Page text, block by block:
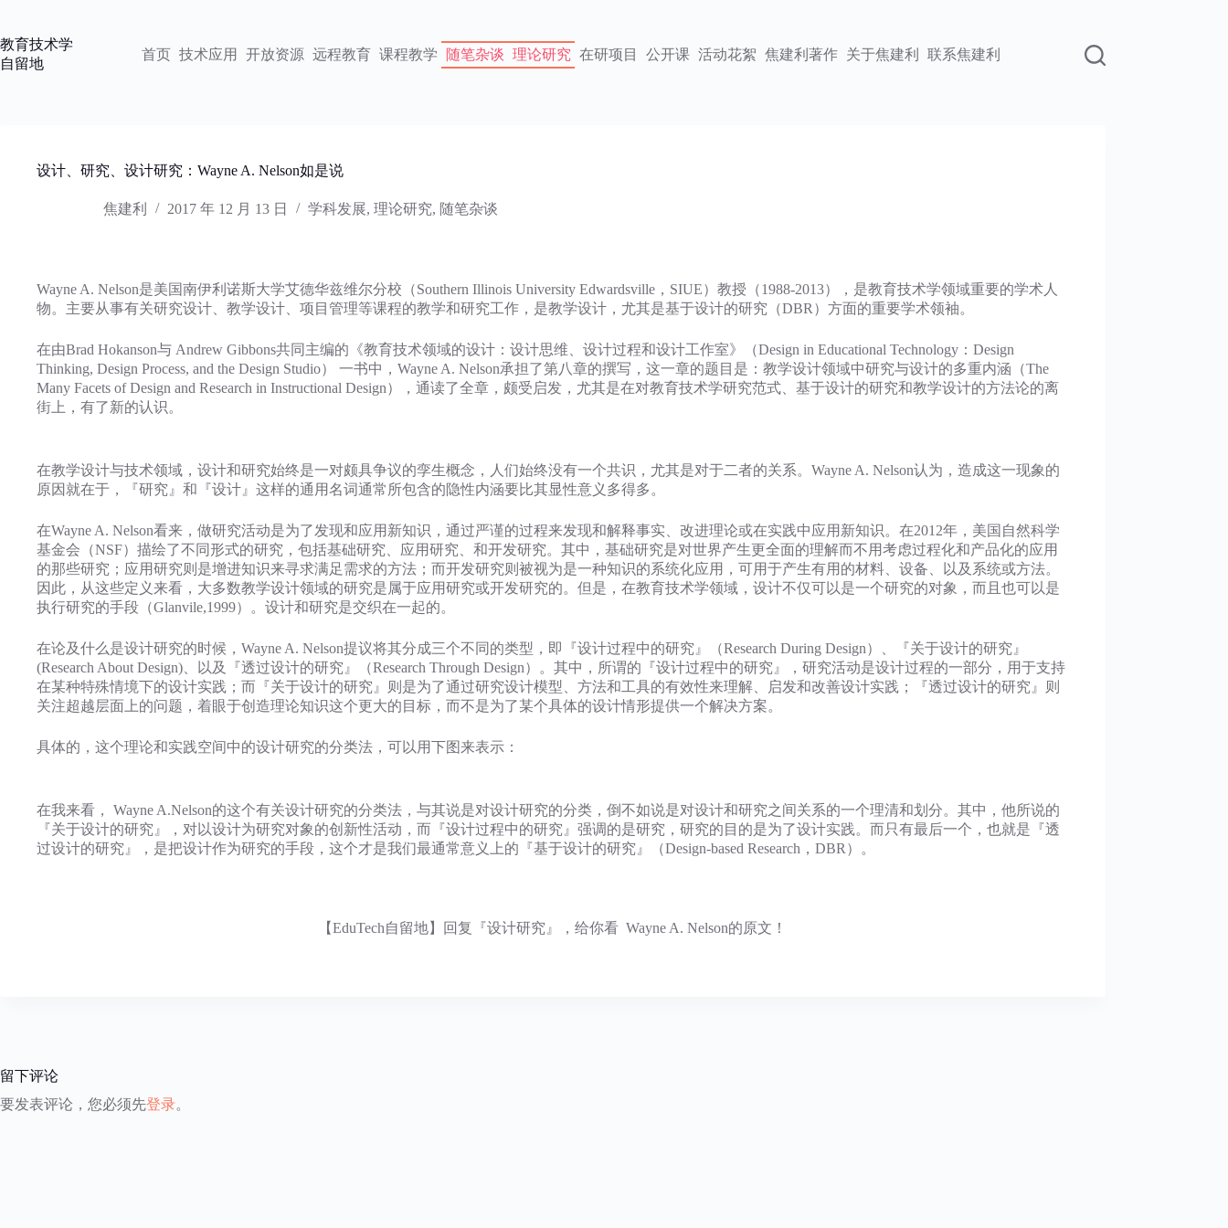
内
容
教育技术学
自留地
首页 技术应用 开放资源 远程教育 课程教学 随笔杂谈 理论研究 在研项目 公开课 活动花絮 焦建利著作 关于焦建利 联系焦建利
设计、研究、设计研究：Wayne A. Nelson如是说
焦建利 2017 年 12 月 13 日 学科发展, 理论研究, 随笔杂谈
Wayne A. Nelson是美国南伊利诺斯大学艾德华兹维尔分校（Southern Illinois University Edwardsville，SIUE）教授（1988-2013），是教育技术学领域重要的学术人
物。主要从事有关研究设计、教学设计、项目管理等课程的教学和研究工作，是教学设计，尤其是基于设计的研究（DBR）方面的重要学术领袖。
在由Brad Hokanson与 Andrew Gibbons共同主编的《教育技术领域的设计：设计思维、设计过程和设计工作室》（Design in Educational Technology：Design
Thinking, Design Process, and the Design Studio） 一书中，Wayne A. Nelson承担了第八章的撰写，这一章的题目是：教学设计领域中研究与设计的多重内涵（The
Many Facets of Design and Research in Instructional Design），通读了全章，颇受启发，尤其是在对教育技术学研究范式、基于设计的研究和教学设计的方法论的离
街上，有了新的认识。
在教学设计与技术领域，设计和研究始终是一对颇具争议的孪生概念，人们始终没有一个共识，尤其是对于二者的关系。Wayne A. Nelson认为，造成这一现象的
原因就在于，『研究』和『设计』这样的通用名词通常所包含的隐性内涵要比其显性意义多得多。
在Wayne A. Nelson看来，做研究活动是为了发现和应用新知识，通过严谨的过程来发现和解释事实、改进理论或在实践中应用新知识。在2012年，美国自然科学
基金会（NSF）描绘了不同形式的研究，包括基础研究、应用研究、和开发研究。其中，基础研究是对世界产生更全面的理解而不用考虑过程化和产品化的应用
的那些研究；应用研究则是增进知识来寻求满足需求的方法；而开发研究则被视为是一种知识的系统化应用，可用于产生有用的材料、设备、以及系统或方法。
因此，从这些定义来看，大多数教学设计领域的研究是属于应用研究或开发研究的。但是，在教育技术学领域，设计不仅可以是一个研究的对象，而且也可以是
执行研究的手段（Glanvile,1999）。设计和研究是交织在一起的。
在论及什么是设计研究的时候，Wayne A. Nelson提议将其分成三个不同的类型，即『设计过程中的研究』（Research During Design）、『关于设计的研究』
(Research About Design)、以及『透过设计的研究』（Research Through Design）。其中，所谓的『设计过程中的研究』，研究活动是设计过程的一部分，用于支持
在某种特殊情境下的设计实践；而『关于设计的研究』则是为了通过研究设计模型、方法和工具的有效性来理解、启发和改善设计实践；『透过设计的研究』则
关注超越层面上的问题，着眼于创造理论知识这个更大的目标，而不是为了某个具体的设计情形提供一个解决方案。
具体的，这个理论和实践空间中的设计研究的分类法，可以用下图来表示：
在我来看， Wayne A.Nelson的这个有关设计研究的分类法，与其说是对设计研究的分类，倒不如说是对设计和研究之间关系的一个理清和划分。其中，他所说的
『关于设计的研究』，对以设计为研究对象的创新性活动，而『设计过程中的研究』强调的是研究，研究的目的是为了设计实践。而只有最后一个，也就是『透
过设计的研究』，是把设计作为研究的手段，这个才是我们最通常意义上的『基于设计的研究』（Design-based Research，DBR）。
【EduTech自留地】回复『设计研究』，给你看 Wayne A. Nelson的原文！
留下评论
要发表评论，您必须先登录。